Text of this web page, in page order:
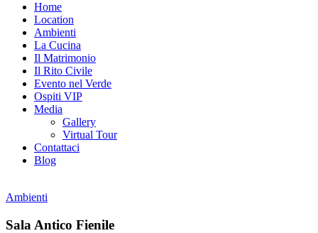
Home
Location
Ambienti
La Cucina
Il Matrimonio
Il Rito Civile
Evento nel Verde
Ospiti VIP
Media
Gallery
Virtual Tour
Contattaci
Blog
Ambienti
Sala Antico Fienile